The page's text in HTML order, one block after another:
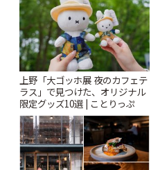
上野「大ゴッホ展 夜のカフェテ
ラス」で見つけた、オリジナル
限定グッズ10選 | ことりっぷ